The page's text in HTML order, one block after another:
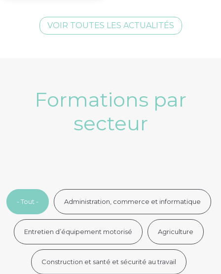
VOIR TOUTES LES ACTUALITÉS
Formations par
secteur
- Tout - Administration, commerce et informatique
Entretien d’équipement motorisé Agriculture
Construction et santé et sécurité au travail